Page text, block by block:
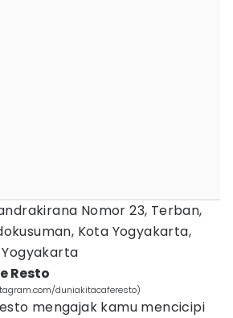
Nomor 23, Terban,
Kota Yogyakarta,
Resto
duniakitacaferesto)
mengajak kamu mencicipi